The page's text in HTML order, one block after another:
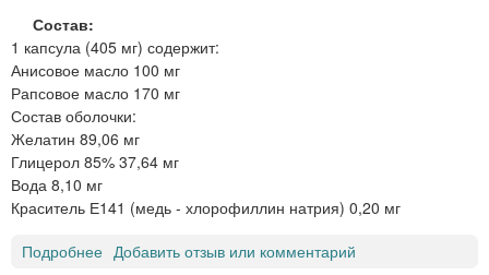
й
л
и
п
т
м
а
ь
Состав:
1 капсула (405 мг) содержит:
Анисовое масло 100 мг
Рапсовое масло 170 мг
Состав оболочки:
Желатин 89,06 мг
Глицерол 85% 37,64 мг
Вода 8,10 мг
Краситель Е141 (медь - хлорофиллин натрия) 0,20 мг
Подробнее Добавить отзыв или комментарий